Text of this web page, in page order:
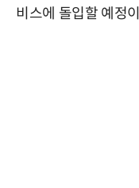
비스에 돌입할 예정